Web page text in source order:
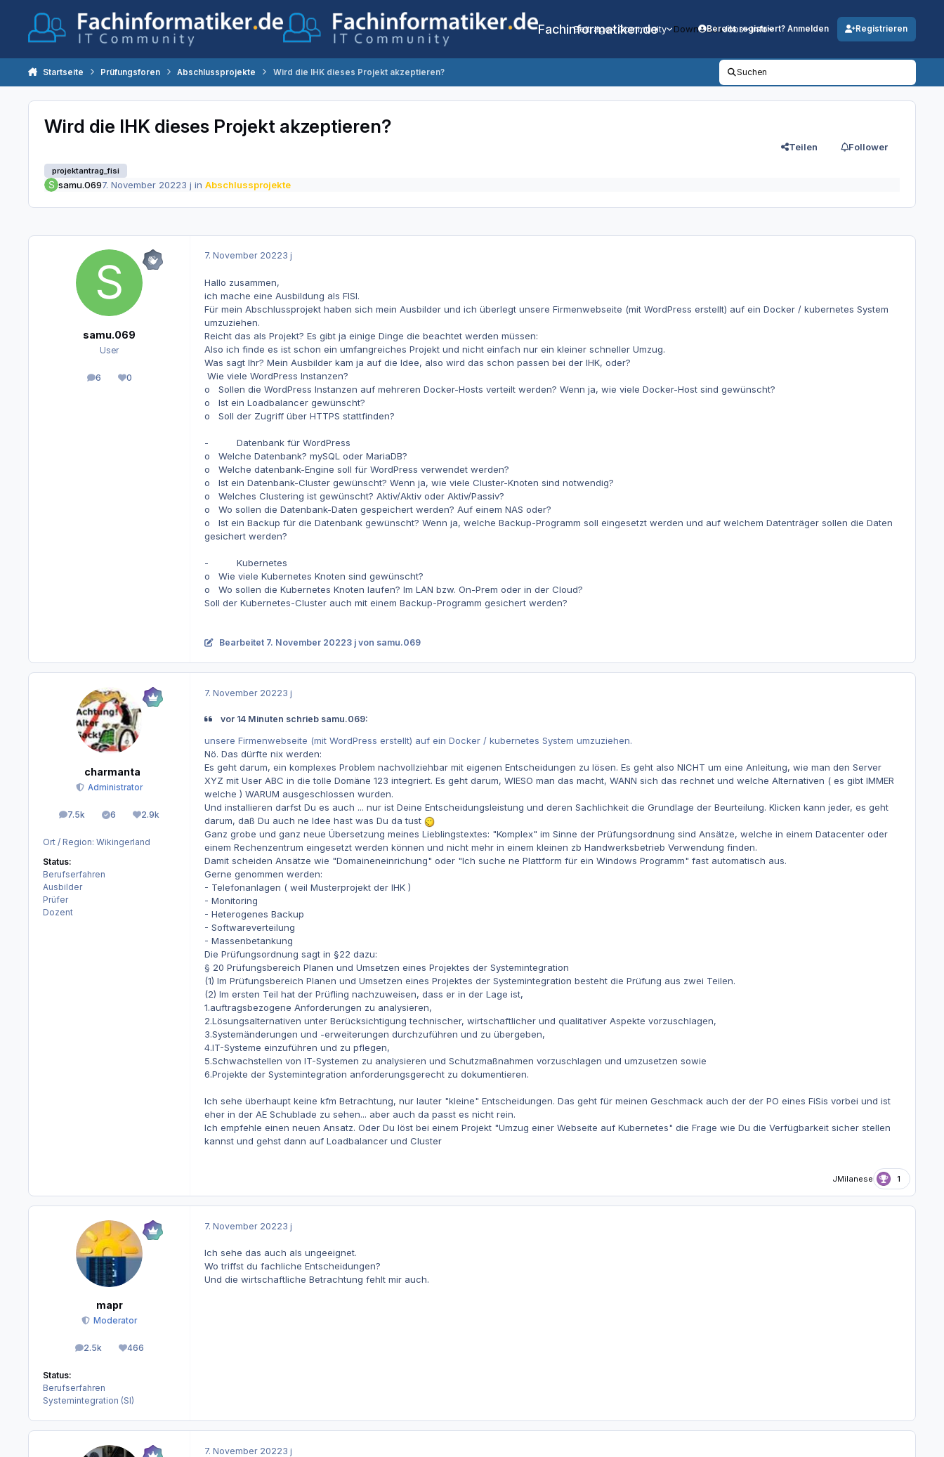
Fachinformatiker.de
Beiträge Community DownloadsJobs Info
Bereits registriert? Anmelden Registrieren
Startseite Prüfungsforen Abschlussprojekte Wird die IHK dieses Projekt akzeptieren? Suchen
Wird die IHK dieses Projekt akzeptieren?
projektantrag_fisi
Teilen Follower
samu.0697. November 20223 j in Abschlussprojekte
samu.069
User
6
Beiträge0
Reputation
7. November 20223 j
Hallo zusammen,
ich mache eine Ausbildung als FISI.
Für mein Abschlussprojekt haben sich mein Ausbilder und ich überlegt unsere Firmenwebseite (mit WordPress erstellt) auf ein Docker / kubernetes System
umzuziehen.
Reicht das als Projekt? Es gibt ja einige Dinge die beachtet werden müssen:
Also ich finde es ist schon ein umfangreiches Projekt und nicht einfach nur ein kleiner schneller Umzug.
Was sagt Ihr? Mein Ausbilder kam ja auf die Idee, also wird das schon passen bei der IHK, oder?
Wie viele WordPress Instanzen?
o Sollen die WordPress Instanzen auf mehreren Docker-Hosts verteilt werden? Wenn ja, wie viele Docker-Host sind gewünscht?
o Ist ein Loadbalancer gewünscht?
o Soll der Zugriff über HTTPS stattfinden?
- Datenbank für WordPress
o Welche Datenbank? mySQL oder MariaDB?
o Welche datenbank-Engine soll für WordPress verwendet werden?
o Ist ein Datenbank-Cluster gewünscht? Wenn ja, wie viele Cluster-Knoten sind notwendig?
o Welches Clustering ist gewünscht? Aktiv/Aktiv oder Aktiv/Passiv?
o Wo sollen die Datenbank-Daten gespeichert werden? Auf einem NAS oder?
o Ist ein Backup für die Datenbank gewünscht? Wenn ja, welche Backup-Programm soll eingesetzt werden und auf welchem Datenträger sollen die Daten
gesichert werden?
- Kubernetes
o Wie viele Kubernetes Knoten sind gewünscht?
o Wo sollen die Kubernetes Knoten laufen? Im LAN bzw. On-Prem oder in der Cloud?
Soll der Kubernetes-Cluster auch mit einem Backup-Programm gesichert werden?
Bearbeitet 7. November 20223 jvon samu.069
charmanta
Administrator
7.5k
Beiträge 6
Lösungen2.9k
Reputation
Ort / Region: Wikingerland
Status:
Berufserfahren
Ausbilder
Prüfer
Dozent
7. November 20223 j
vor 14 Minuten schrieb samu.069:
unsere Firmenwebseite (mit WordPress erstellt) auf ein Docker / kubernetes System umzuziehen.
Nö. Das dürfte nix werden:
Es geht darum, ein komplexes Problem nachvollziehbar mit eigenen Entscheidungen zu lösen. Es geht also NICHT um eine Anleitung, wie man den Server
XYZ mit User ABC in die tolle Domäne 123 integriert. Es geht darum, WIESO man das macht, WANN sich das rechnet und welche Alternativen ( es gibt IMMER
welche ) WARUM ausgeschlossen wurden.
Und installieren darfst Du es auch ... nur ist Deine Entscheidungsleistung und deren Sachlichkeit die Grundlage der Beurteilung. Klicken kann jeder, es geht
darum, daß Du auch ne Idee hast was Du da tust
Ganz grobe und ganz neue Übersetzung meines Lieblingstextes: "Komplex" im Sinne der Prüfungsordnung sind Ansätze, welche in einem Datacenter oder
einem Rechenzentrum eingesetzt werden können und nicht mehr in einem kleinen zb Handwerksbetrieb Verwendung finden.
Damit scheiden Ansätze wie "Domaineneinrichung" oder "Ich suche ne Plattform für ein Windows Programm" fast automatisch aus.
Gerne genommen werden:
- Telefonanlagen ( weil Musterprojekt der IHK )
- Monitoring
- Heterogenes Backup
- Softwareverteilung
- Massenbetankung
Die Prüfungsordnung sagt in §22 dazu:
§ 20 Prüfungsbereich Planen und Umsetzen eines Projektes der Systemintegration
(1) Im Prüfungsbereich Planen und Umsetzen eines Projektes der Systemintegration besteht die Prüfung aus zwei Teilen.
(2) Im ersten Teil hat der Prüfling nachzuweisen, dass er in der Lage ist,
1.auftragsbezogene Anforderungen zu analysieren,
2.Lösungsalternativen unter Berücksichtigung technischer, wirtschaftlicher und qualitativer Aspekte vorzuschlagen,
3.Systemänderungen und -erweiterungen durchzuführen und zu übergeben,
4.IT-Systeme einzuführen und zu pflegen,
5.Schwachstellen von IT-Systemen zu analysieren und Schutzmaßnahmen vorzuschlagen und umzusetzen sowie
6.Projekte der Systemintegration anforderungsgerecht zu dokumentieren.
Ich sehe überhaupt keine kfm Betrachtung, nur lauter "kleine" Entscheidungen. Das geht für meinen Geschmack auch der der PO eines FiSis vorbei und ist
eher in der AE Schublade zu sehen... aber auch da passt es nicht rein.
Ich empfehle einen neuen Ansatz. Oder Du löst bei einem Projekt "Umzug einer Webseite auf Kubernetes" die Frage wie Du die Verfügbarkeit sicher stellen
kannst und gehst dann auf Loadbalancer und Cluster
JMilanese 1
mapr
Moderator
2.5k
Beiträge 466
Reputation
Status:
Berufserfahren
Systemintegration (SI)
7. November 20223 j
Ich sehe das auch als ungeeignet.
Wo triffst du fachliche Entscheidungen?
Und die wirtschaftliche Betrachtung fehlt mir auch.
7. November 20223 j